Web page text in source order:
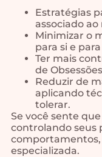
Estratégias
associado
Minimizar o
para si e
Ter mais
de
Reduzir de
aplicando
tolerar.
Se você sente
controlando seus
especializada.